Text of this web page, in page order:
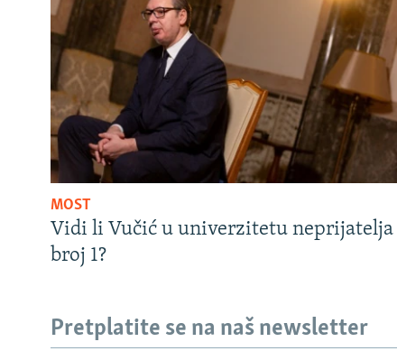
MOST
Vidi li Vučić u univerzitetu neprijatelja
broj 1?
Pretplatite se na naš newsletter